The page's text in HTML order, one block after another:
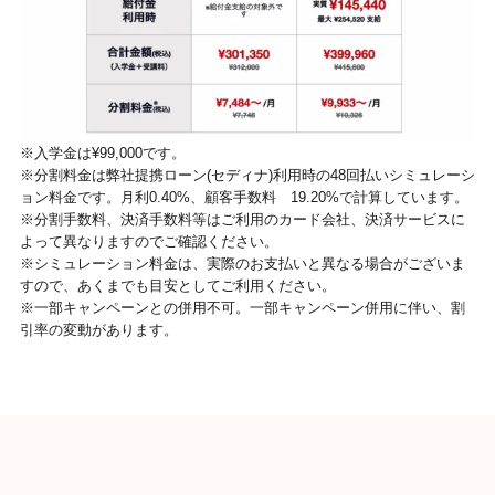
※入学金は¥99,000です。
※分割料金は弊社提携ローン(セディナ)利用時の48回払いシミュレーシ
ョン料金です。月利0.40%、顧客手数料 19.20%で計算しています。
※分割手数料、決済手数料等はご利用のカード会社、決済サービスに
よって異なりますのでご確認ください。
※シミュレーション料金は、実際のお支払いと異なる場合がございま
すので、あくまでも目安としてご利用ください。
※一部キャンペーンとの併用不可。一部キャンペーン併用に伴い、割
引率の変動があります。